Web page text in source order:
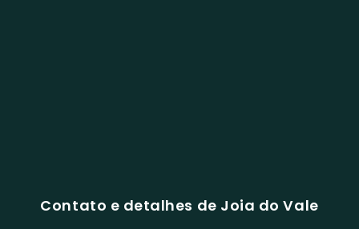
Contato e detalhes de Joia do Vale